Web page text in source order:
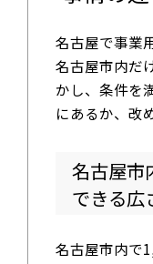
名古屋で事業
名古屋市内だ
かし、条件を
にあるか、改
名古屋市
できる広
名古屋市内で